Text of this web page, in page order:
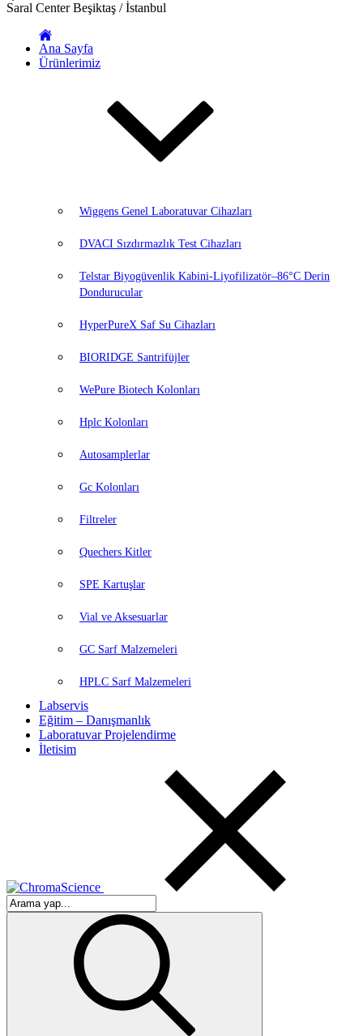
Saral CenterBeşiktaş / İstanbul
Ana Sayfa
Ürünlerimiz
Wiggens Genel Laboratuvar Cihazları
DVACI Sızdırmazlık Test Cihazları
Telstar Biyogüvenlik Kabini-Liyofilizatör–86°C Derin
Dondurucular
HyperPureX Saf Su Cihazları
BIORIDGE Santrifüjler
WePure Biotech Kolonları
Hplc Kolonları
Autosamplerlar
Gc Kolonları
Filtreler
Quechers Kitler
SPE Kartuşlar
Vial ve Aksesuarlar
GC Sarf Malzemeleri
HPLC Sarf Malzemeleri
Labservis
Eğitim – Danışmanlık
Laboratuvar Projelendirme
İletisim